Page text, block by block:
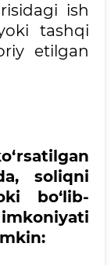
ish
tashqi
etilgan
soliqni
bo‘lib-